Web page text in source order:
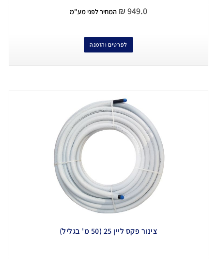
₪ 949.0 המחיר לפני מע"מ
לפרטים והזמנה
צינור פקס ליין 25 (50 מ' בגליל)